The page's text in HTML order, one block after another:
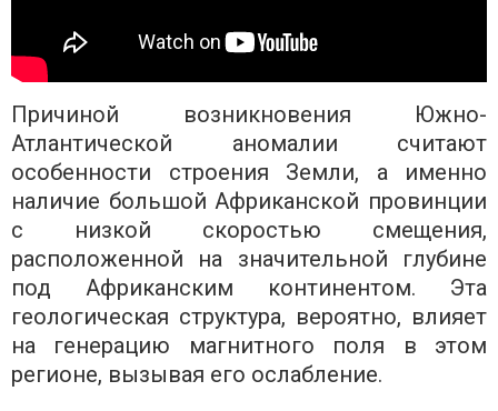
Причиной возникновения Южно-
Атлантической аномалии считают
особенности строения Земли, а именно
наличие большой Африканской провинции
с низкой скоростью смещения,
расположенной на значительной глубине
под Африканским континентом. Эта
геологическая структура, вероятно, влияет
на генерацию магнитного поля в этом
регионе, вызывая его ослабление.